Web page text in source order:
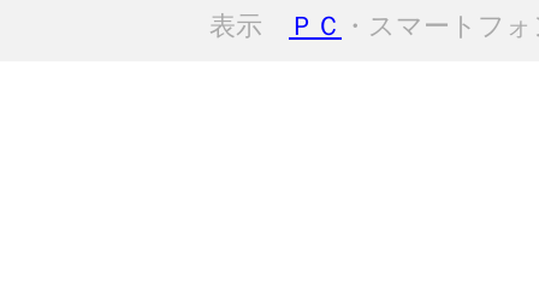
表示 ＰＣ ・スマートフ